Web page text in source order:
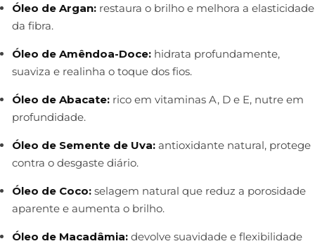
Óleo de Argan: restaura o brilho e melhora a elasticidade
da fibra.
Óleo de Amêndoa-Doce: hidrata profundamente,
suaviza e realinha o toque dos fios.
Óleo de Abacate: rico em vitaminas A, D e E, nutre em
profundidade.
Óleo de Semente de Uva: antioxidante natural, protege
contra o desgaste diário.
Óleo de Coco: selagem natural que reduz a porosidade
aparente e aumenta o brilho.
Óleo de Macadâmia: devolve suavidade e flexibilidade